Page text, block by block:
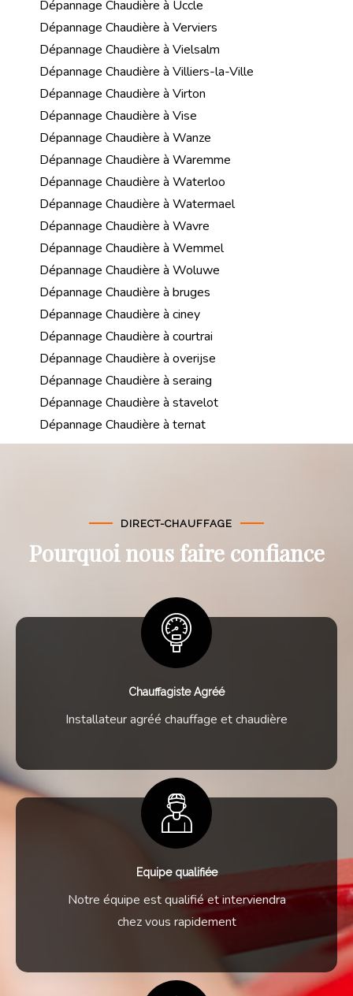
Dépannage Chaudière à Uccle
Dépannage Chaudière à Verviers
Dépannage Chaudière à Vielsalm
Dépannage Chaudière à Villiers-la-Ville
Dépannage Chaudière à Virton
Dépannage Chaudière à Vise
Dépannage Chaudière à Wanze
Dépannage Chaudière à Waremme
Dépannage Chaudière à Waterloo
Dépannage Chaudière à Watermael
Dépannage Chaudière à Wavre
Dépannage Chaudière à Wemmel
Dépannage Chaudière à Woluwe
Dépannage Chaudière à bruges
Dépannage Chaudière à ciney
Dépannage Chaudière à courtrai
Dépannage Chaudière à overijse
Dépannage Chaudière à seraing
Dépannage Chaudière à stavelot
Dépannage Chaudière à ternat
DIRECT-CHAUFFAGE
Pourquoi nous faire confiance
Chauffagiste Agréé
Installateur agréé chauffage et chaudière
Equipe qualifiée
Notre équipe est qualifié et interviendra
chez vous rapidement